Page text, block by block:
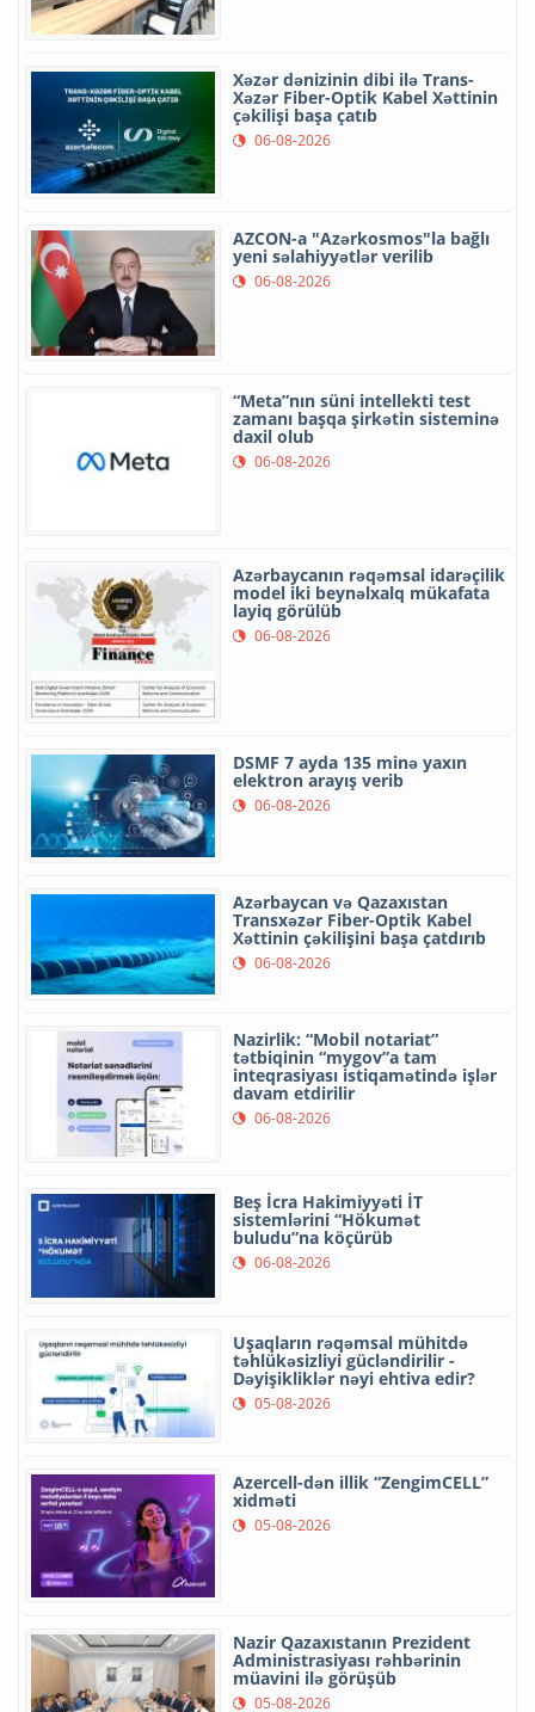
Xəzər dənizinin dibi ilə Trans-
Xəzər Fiber-Optik Kabel Xəttinin
çəkilişi başa çatıb
06-08-2026
AZCON-a "Azərkosmos"la bağlı
yeni səlahiyyətlər verilib
06-08-2026
“Meta”nın süni intellekti test
zamanı başqa şirkətin sisteminə
daxil olub
06-08-2026
Azərbaycanın rəqəmsal idarəçilik
model iki beynəlxalq mükafata
layiq görülüb
06-08-2026
DSMF 7 ayda 135 minə yaxın
elektron arayış verib
06-08-2026
Azərbaycan və Qazaxıstan
Transxəzər Fiber-Optik Kabel
Xəttinin çəkilişini başa çatdırıb
06-08-2026
Nazirlik: “Mobil notariat”
tətbiqinin “mygov”a tam
inteqrasiyası istiqamətində işlər
davam etdirilir
06-08-2026
Beş İcra Hakimiyyəti İT
sistemlərini “Hökumət
buludu”na köçürüb
06-08-2026
Uşaqların rəqəmsal mühitdə
təhlükəsizliyi gücləndirilir -
Dəyişikliklər nəyi ehtiva edir?
05-08-2026
Azercell-dən illik “ZengimCELL”
xidməti
05-08-2026
Nazir Qazaxıstanın Prezident
Administrasiyası rəhbərinin
müavini ilə görüşüb
05-08-2026